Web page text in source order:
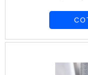
assertiva.É
materiais,